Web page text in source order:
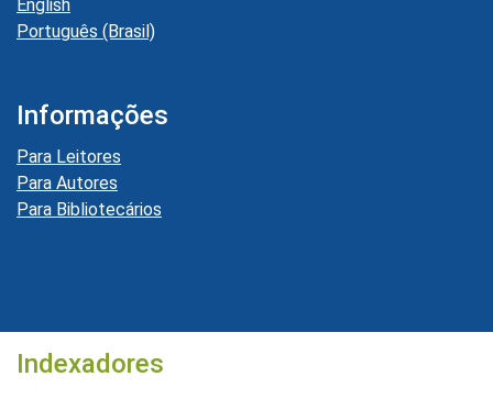
English
Português (Brasil)
Informações
Para Leitores
Para Autores
Para Bibliotecários
Indexadores